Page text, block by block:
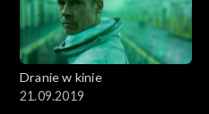
Dranie w kinie
21.09.2019